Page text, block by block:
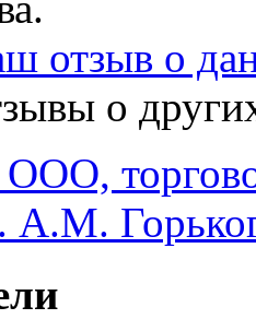
отзыв о
о
А.М.